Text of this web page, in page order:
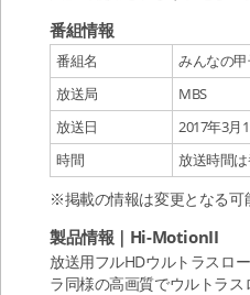
番組情報
番組名
みんなの
放送局
MBS
放送日
2017年3月
時間
放送時間
※掲載の情報は変更となる可
製品情報｜Hi-MotionII
放送用フルHDウルトラスロ
ラ同様の高画質でウルトラス